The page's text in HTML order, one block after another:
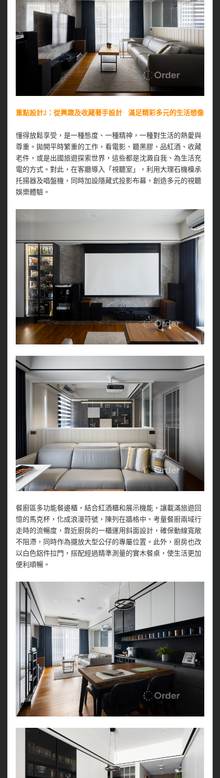
重點設計2：從興趣及收藏著手設計 滿足精彩多元的生活想像
懂得放鬆享受，是一種態度、一種精神，一種對生活的熱愛與
尊重。拋開平時繁重的工作，看電影、聽黑膠、品紅酒、收藏
老件，或是出國旅遊探索世界，這些都是沈澱自我、為生活充
電的方式。對此，在客廳導入「視聽室」，利用大理石機檯承
托揚器及唱盤機，同時加設隱藏式投影布幕，創造多元的視聽
娛樂體驗。
餐廚區多功能餐邊櫃，結合紅酒櫃和展示機能，讓載滿旅遊回
憶的馬克杯，化成浪漫符號，陳列在牆格中。考量餐廚兩域行
走時的流暢度，靠近廚房的一櫃運用斜面設計，確保動線寬敞
不阻滯，同時作為擺放大型公仔的專屬位置。此外，廚房也改
以白色鋁件拉門，搭配經過精準測量的實木餐桌，使生活更加
便利順暢。